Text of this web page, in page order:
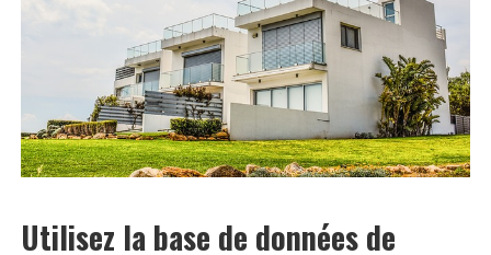
Utilisez la base de données de